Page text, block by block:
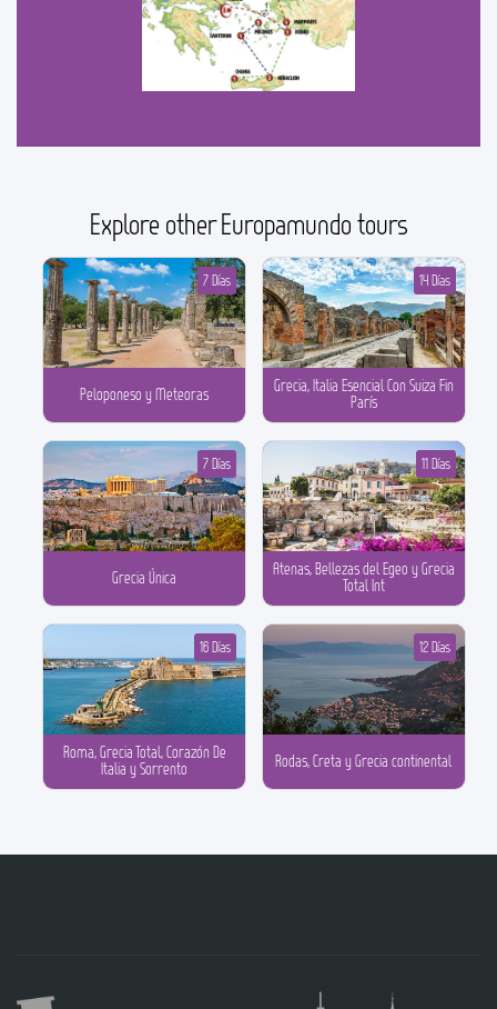
Explore other Europamundo tours
Peloponeso y Meteoras
7 Días
Grecia, Italia Esencial Con Suiza Fin
París
14 Días
Grecia Única
7 Días
Atenas, Bellezas del Egeo y Grecia
Total Int
11 Días
Roma, Grecia Total, Corazón De
Italia y Sorrento
16 Días
Rodas, Creta y Grecia continental
12 Días